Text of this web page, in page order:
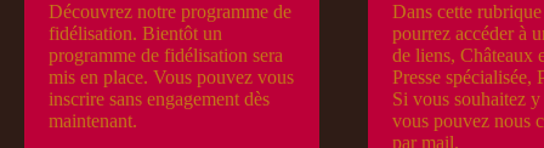
Découvrez notre programme de
fidélisation. Bientôt un
programme de fidélisation sera
mis en place. Vous pouvez vous
inscrire sans engagement dès
maintenant.
Dans cette
pourrez accéder à
de liens, Châteaux
Presse spécialisée,
Si vous souhaitez
vous pouvez nous
par mail.